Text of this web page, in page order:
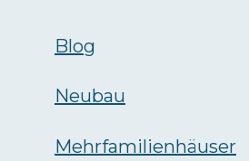
Blog
Neubau
Mehrfamilienhäuser